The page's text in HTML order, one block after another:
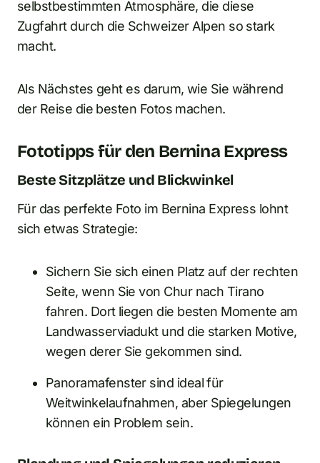
selbstbestimmten Atmosphäre, die diese
Zugfahrt durch die Schweizer Alpen so stark
macht.
Als Nächstes geht es darum, wie Sie während
der Reise die besten Fotos machen.
Fototipps für den Bernina Express
Beste Sitzplätze und Blickwinkel
Für das perfekte Foto im Bernina Express lohnt
sich etwas Strategie:
Sichern Sie sich einen Platz auf der rechten
Seite, wenn Sie von Chur nach Tirano
fahren. Dort liegen die besten Momente am
Landwasserviadukt und die starken Motive,
wegen derer Sie gekommen sind.
Panoramafenster sind ideal für
Weitwinkelaufnahmen, aber Spiegelungen
können ein Problem sein.